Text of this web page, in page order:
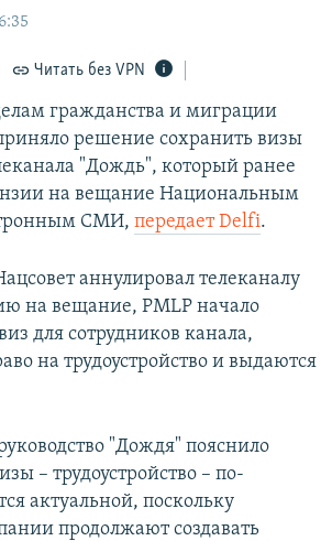
КРЫМА. 11 ИСТОРИЙ СОПРОТИВЛЕНИЯ
КРЫМА
Читать без VPN
гражданства и миграции
решение сохранить визы
"Дождь", который ранее
на вещание Национальным
СМИ, передает Delfi.
аннулировал телеканалу
на вещание, PMLP начало
для сотрудников канала,
на трудоустройство и выдаются
"Дождя" пояснило
– трудоустройство – по-
актуальной, поскольку
продолжают создавать